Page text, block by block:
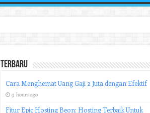
Terbaru
Cara Menghemat Uang Gaji 2 Juta dengan Efektif
9 hours ago
Fitur Epic Hosting Beon: Hosting Terbaik Untuk